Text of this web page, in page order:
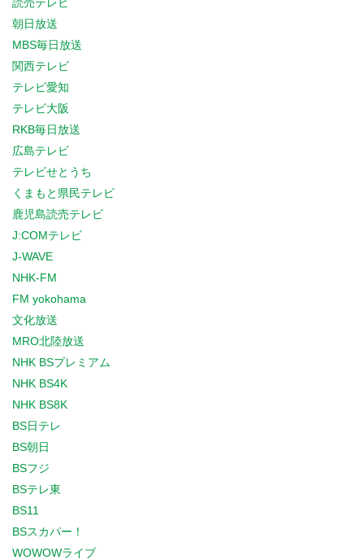
朝日放送
MBS毎日放送
関西テレビ
テレビ愛知
テレビ大阪
RKB毎日放送
広島テレビ
テレビせとうち
くまもと県民テレビ
鹿児島読売テレビ
J:COMテレビ
J-WAVE
NHK-FM
FM yokohama
文化放送
MRO北陸放送
NHK BSプレミアム
NHK BS4K
NHK BS8K
BS日テレ
BS朝日
BSフジ
BSテレ東
BS11
BSスカパー！
WOWOWライブ